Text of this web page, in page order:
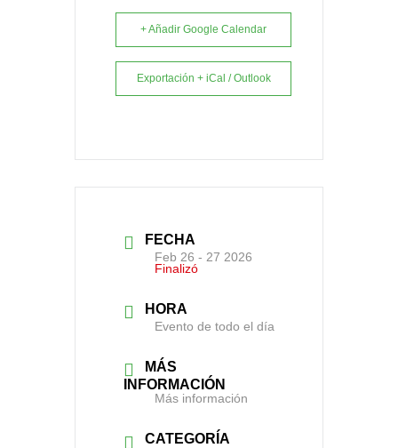
+ Añadir Google Calendar
Exportación + iCal / Outlook
FECHA
Feb 26 - 27 2026
Finalizó
HORA
Evento de todo el día
MÁS
INFORMACIÓN
Más información
CATEGORÍA